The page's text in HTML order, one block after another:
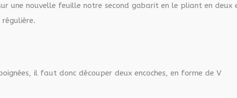
une nouvelle feuille notre second gabarit en le pliant en deux
il faut donc découper deux encoches, en forme de V